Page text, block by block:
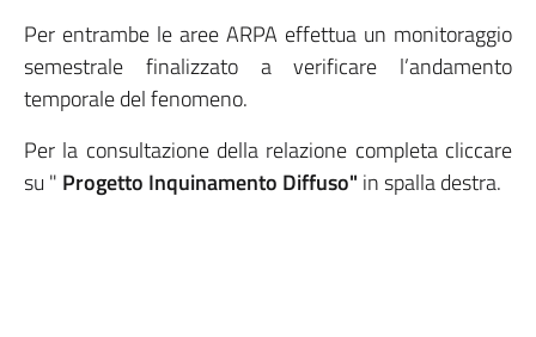
Per entrambe le aree ARPA effettua un monitoraggio
semestrale finalizzato a verificare l’andamento
temporale del fenomeno.
Per la consultazione della relazione completa cliccare
su " Progetto Inquinamento Diffuso" in spalla destra.